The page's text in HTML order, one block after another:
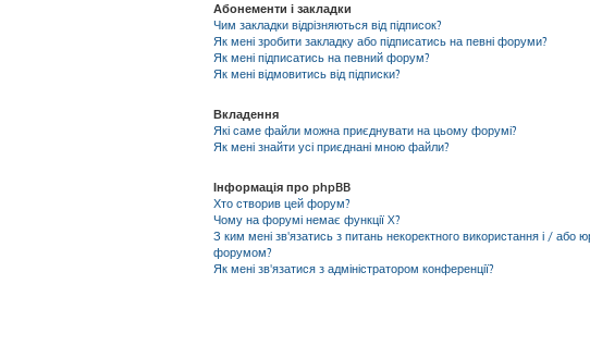
Абонементи і закладки
Чим закладки відрізняються від підписок?
Як мені зробити закладку або підписатись на певні форуми?
Як мені підписатись на певний форум?
Як мені відмовитись від підписки?
Вкладення
Які саме файли можна приєднувати на цьому форумі?
Як мені знайти усі приєднані мною файли?
Інформація про phpBB
Хто створив цей форум?
Чому на форумі немає функції X?
З ким мені зв'язатись з питань некоректного використання і / або
форумом?
Як мені зв'язатися з адміністратором конференції?